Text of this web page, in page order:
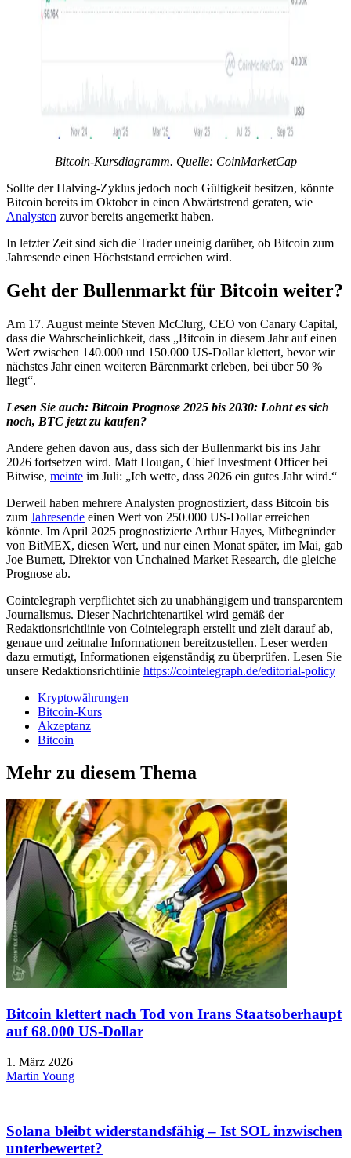
Bitcoin-Kursdiagramm. Quelle: CoinMarketCap
Sollte der Halving-Zyklus jedoch noch Gültigkeit besitzen, könnte
Bitcoin bereits im Oktober in einen Abwärtstrend geraten, wie
Analysten zuvor bereits angemerkt haben.
In letzter Zeit sind sich die Trader uneinig darüber, ob Bitcoin zum
Jahresende einen Höchststand erreichen wird.
Geht der Bullenmarkt für Bitcoin weiter?
Am 17. August meinte Steven McClurg, CEO von Canary Capital,
dass die Wahrscheinlichkeit, dass „Bitcoin in diesem Jahr auf einen
Wert zwischen 140.000 und 150.000 US-Dollar klettert, bevor wir
nächstes Jahr einen weiteren Bärenmarkt erleben, bei über 50 %
liegt“.
Lesen Sie auch: Bitcoin Prognose 2025 bis 2030: Lohnt es sich
noch, BTC jetzt zu kaufen?
Andere gehen davon aus, dass sich der Bullenmarkt bis ins Jahr
2026 fortsetzen wird. Matt Hougan, Chief Investment Officer bei
Bitwise, meinte im Juli: „Ich wette, dass 2026 ein gutes Jahr wird.“
Derweil haben mehrere Analysten prognostiziert, dass Bitcoin bis
zum Jahresende einen Wert von 250.000 US-Dollar erreichen
könnte. Im April 2025 prognostizierte Arthur Hayes, Mitbegründer
von BitMEX, diesen Wert, und nur einen Monat später, im Mai, gab
Joe Burnett, Direktor von Unchained Market Research, die gleiche
Prognose ab.
Cointelegraph verpflichtet sich zu unabhängigem und transparentem
Journalismus. Dieser Nachrichtenartikel wird gemäß der
Redaktionsrichtlinie von Cointelegraph erstellt und zielt darauf ab,
genaue und zeitnahe Informationen bereitzustellen. Leser werden
dazu ermutigt, Informationen eigenständig zu überprüfen. Lesen Sie
unsere Redaktionsrichtlinie https://cointelegraph.de/editorial-policy
Kryptowährungen
Bitcoin-Kurs
Akzeptanz
Bitcoin
Mehr zu diesem Thema
Bitcoin klettert nach Tod von Irans Staatsoberhaupt
auf 68.000 US-Dollar
1. März 2026
Martin Young
Solana bleibt widerstandsfähig – Ist SOL inzwischen
unterbewertet?